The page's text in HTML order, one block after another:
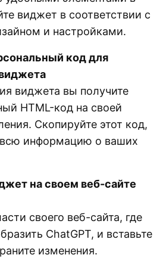
виджет в соответствии с
и настройками.
код для
виджета вы получите
HTML-код на своей
Скопируйте этот код,
информацию о ваших
на своем веб-сайте
своего веб-сайта, где
ChatGPT, и вставьте
изменения.